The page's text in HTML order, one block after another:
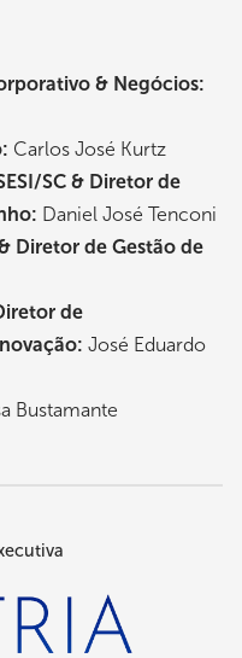
& Negócios:
Carlos José Kurtz
SC & Diretor de
Daniel José Tenconi
Diretor de Gestão de
de
José Eduardo
Bustamante